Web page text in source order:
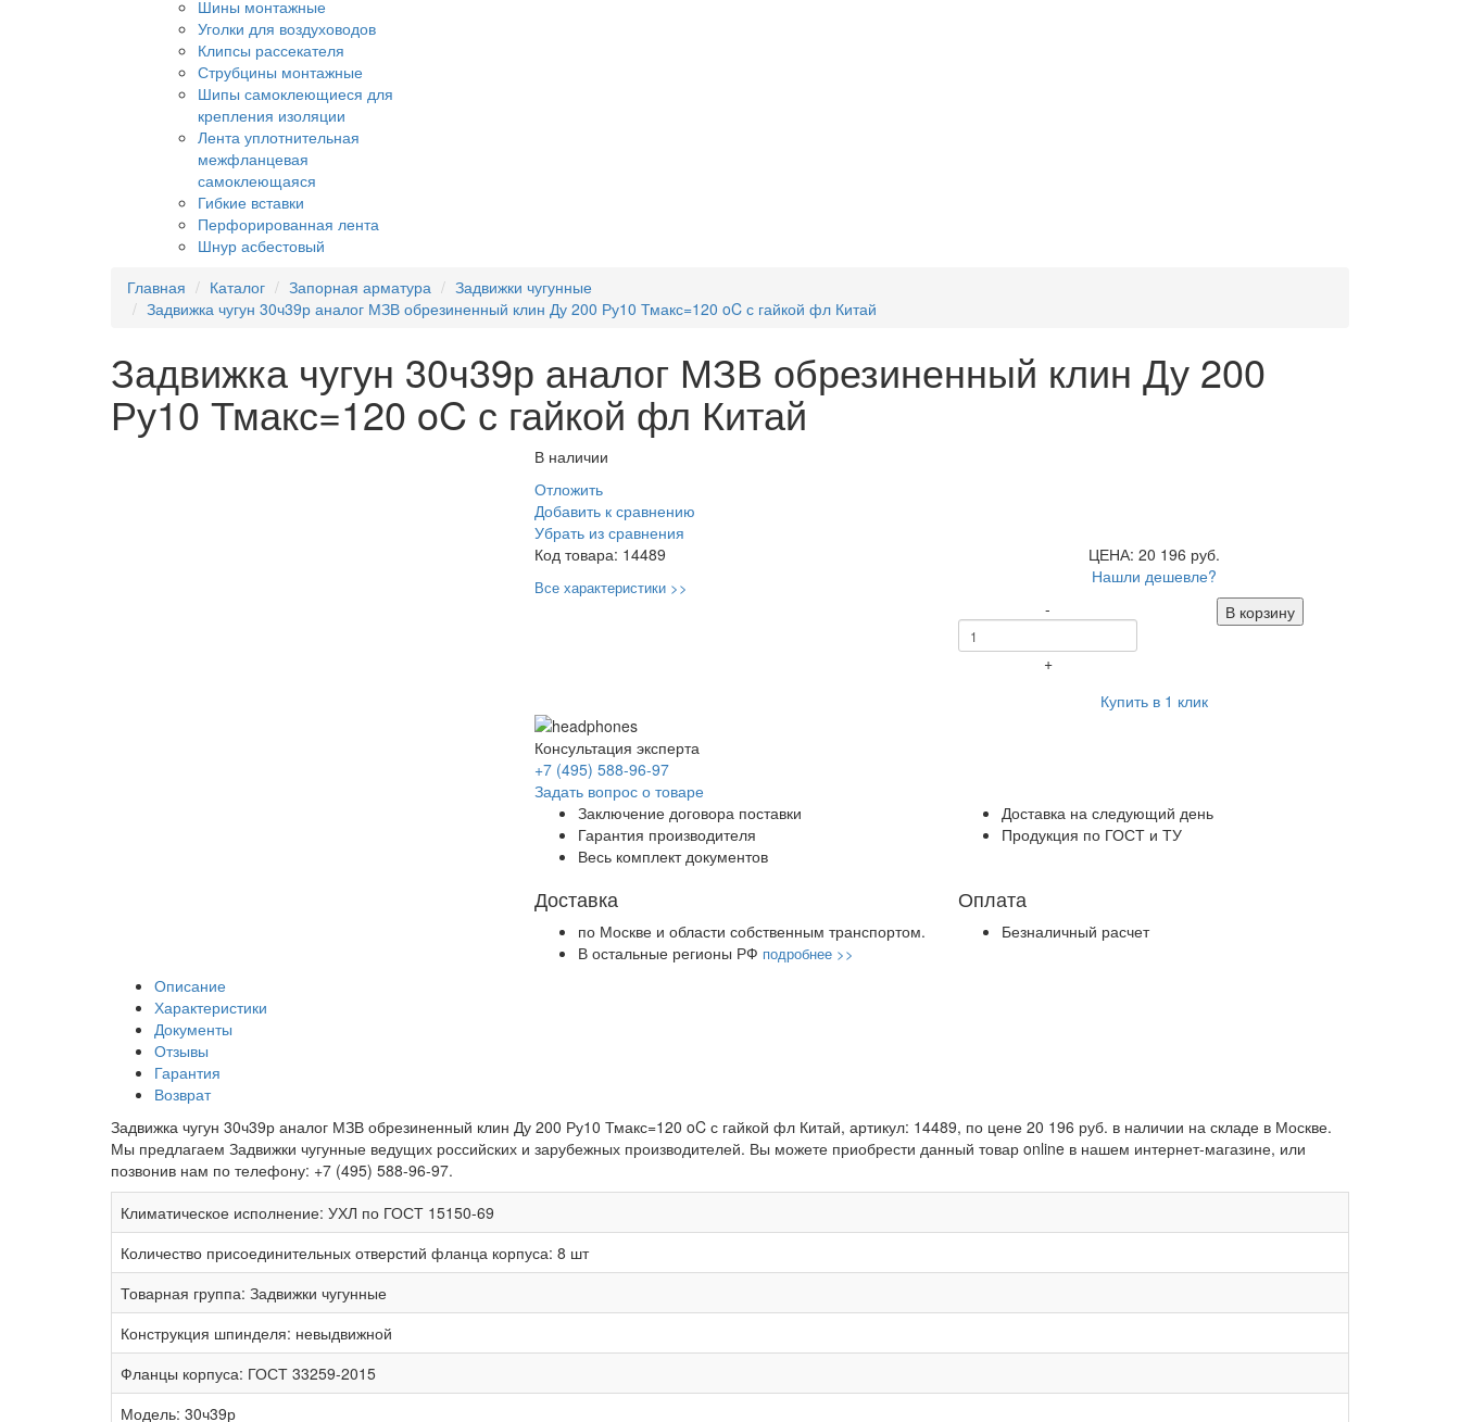
Шины монтажные
Уголки для воздуховодов
Клипсы рассекателя
Струбцины монтажные
Шипы самоклеющиеся для
крепления изоляции
Лента уплотнительная
межфланцевая
самоклеющаяся
Гибкие вставки
Перфорированная лента
Шнур асбестовый
Главная Каталог Запорная арматура
Задвижки чугунные
Задвижка чугун 30ч39р аналог МЗВ обрезиненный клин Ду 200 Ру10 Тмакс=120 oC с гайкой фл Китай
Задвижка чугун 30ч39р аналог МЗВ обрезиненный клин Ду 200
Ру10 Тмакс=120 oC с гайкой фл Китай
В наличии
Отложить
Добавить к сравнению
Убрать из сравнения
Код товара: 14489
Все характеристики >>
ЦЕНА: 20 196 руб.
Нашли дешевле?
-
+
В корзину
Купить в 1 клик
Консультация эксперта
+7 (495) 588-96-97
Задать вопрос о товаре
Заключение договора поставки
Гарантия производителя
Весь комплект документов
Доставка на следующий день
Продукция по ГОСТ и ТУ
Доставка
по Москве и области собственным транспортом.
В остальные регионы РФ подробнее >>
Оплата
Безналичный расчет
Описание
Характеристики
Документы
Отзывы
Гарантия
Возврат
Задвижка чугун 30ч39р аналог МЗВ обрезиненный клин Ду 200 Ру10 Тмакс=120 oC с гайкой фл Китай, артикул: 14489, по цене 20 196 руб. в наличии на складе в Москве.
Мы предлагаем Задвижки чугунные ведущих российских и зарубежных производителей. Вы можете приобрести данный товар online в нашем интернет-магазине, или
позвонив нам по телефону: +7 (495) 588-96-97.
Климатическое исполнение: УХЛ по ГОСТ 15150-69
Количество присоединительных отверстий фланца корпуса: 8 шт
Товарная группа: Задвижки чугунные
Конструкция шпинделя: невыдвижной
Фланцы корпуса: ГОСТ 33259-2015
Модель: 30ч39р